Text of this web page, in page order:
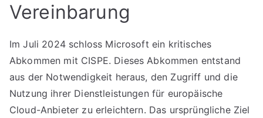
Vereinbarung
Im Juli 2024 schloss Microsoft ein kritisches
Abkommen mit CISPE. Dieses Abkommen entstand
aus der Notwendigkeit heraus, den Zugriff und die
Nutzung ihrer Dienstleistungen für europäische
Cloud-Anbieter zu erleichtern. Das ursprüngliche Ziel